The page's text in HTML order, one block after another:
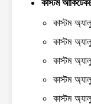
কাস্টম
কাস্টম
কাস্টম
কাস্টম
কাস্টম